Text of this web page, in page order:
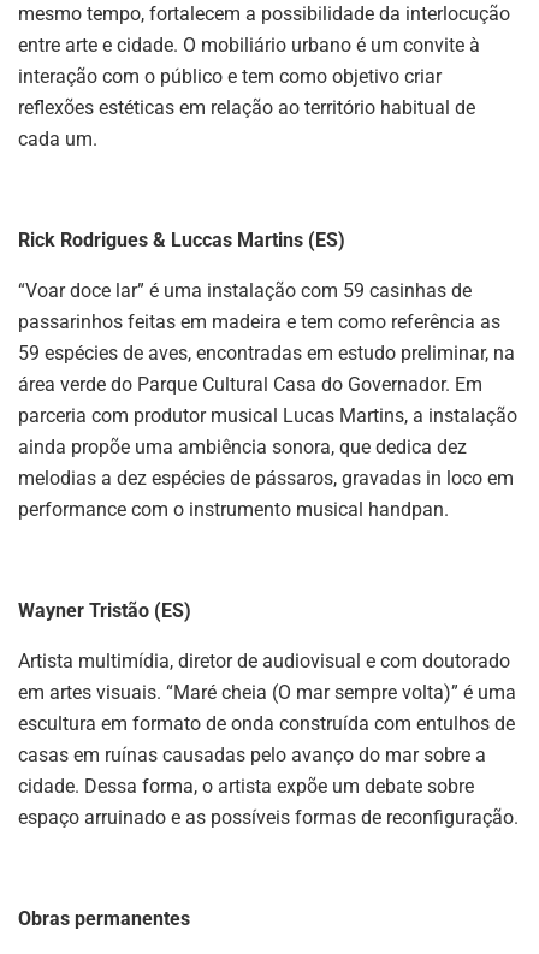
mesmo tempo, fortalecem a possibilidade da interlocução
entre arte e cidade. O mobiliário urbano é um convite à
interação com o público e tem como objetivo criar
reflexões estéticas em relação ao território habitual de
cada um.
Rick Rodrigues & Luccas Martins (ES)
“Voar doce lar” é uma instalação com 59 casinhas de
passarinhos feitas em madeira e tem como referência as
59 espécies de aves, encontradas em estudo preliminar, na
área verde do Parque Cultural Casa do Governador. Em
parceria com produtor musical Lucas Martins, a instalação
ainda propõe uma ambiência sonora, que dedica dez
melodias a dez espécies de pássaros, gravadas in loco em
performance com o instrumento musical handpan.
Wayner Tristão (ES)
Artista multimídia, diretor de audiovisual e com doutorado
em artes visuais. “Maré cheia (O mar sempre volta)” é uma
escultura em formato de onda construída com entulhos de
casas em ruínas causadas pelo avanço do mar sobre a
cidade. Dessa forma, o artista expõe um debate sobre
espaço arruinado e as possíveis formas de reconfiguração.
Obras permanentes